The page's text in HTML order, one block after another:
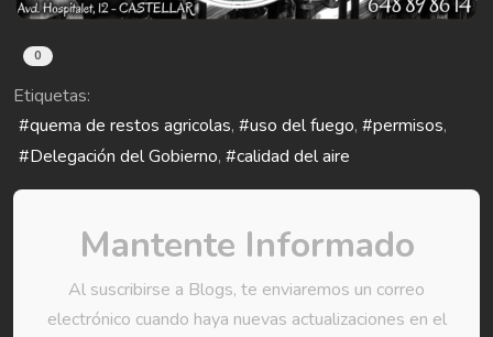
0
Etiquetas:
quema de restos agricolas
uso del fuego
permisos
Delegación del Gobierno
calidad del aire
Mantente Informado
Al suscribirse a Blogs, te enviaremos un correo
electrónico cuando haya nuevas actualizaciones en el